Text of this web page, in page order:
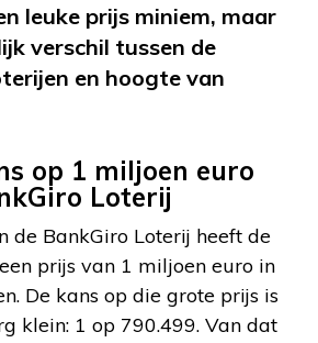
leuke prijs miniem, maar
verschil tussen de
en hoogte van
op 1 miljoen euro
Loterij
de BankGiro Loterij heeft de
prijs van 1 miljoen euro in
De kans op die grote prijs is
klein: 1 op 790.499. Van dat